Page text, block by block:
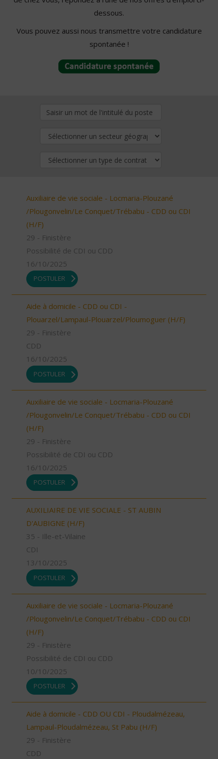
dessous.
Vous pouvez aussi nous transmettre votre candidature
spontanée !
Auxiliaire de vie sociale - Locmaria-Plouzané
/Plougonvelin/Le Conquet/Trébabu - CDD ou CDI
(H/F)
29 - Finistère
Possibilité de CDI ou CDD
16/10/2025
POSTULER
Aide à domicile - CDD ou CDI -
Plouarzel/Lampaul-Plouarzel/Ploumoguer (H/F)
29 - Finistère
CDD
16/10/2025
POSTULER
Auxiliaire de vie sociale - Locmaria-Plouzané
/Plougonvelin/Le Conquet/Trébabu - CDD ou CDI
(H/F)
29 - Finistère
Possibilité de CDI ou CDD
16/10/2025
POSTULER
AUXILIAIRE DE VIE SOCIALE - ST AUBIN
D'AUBIGNE (H/F)
35 - Ille-et-Vilaine
CDI
13/10/2025
POSTULER
Auxiliaire de vie sociale - Locmaria-Plouzané
/Plougonvelin/Le Conquet/Trébabu - CDD ou CDI
(H/F)
29 - Finistère
Possibilité de CDI ou CDD
10/10/2025
POSTULER
Aide à domicile - CDD OU CDI - Ploudalmézeau,
Lampaul-Ploudalmézeau, St Pabu (H/F)
29 - Finistère
CDD